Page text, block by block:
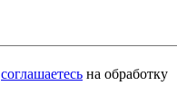
соглашаетесь на обработку